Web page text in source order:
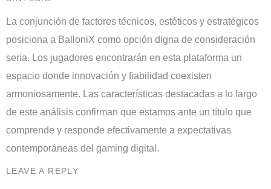
La conjunción de factores técnicos, estéticos y estratégicos
posiciona a BalloniX como opción digna de consideración
seria. Los jugadores encontrarán en esta plataforma un
espacio donde innovación y fiabilidad coexisten
armoniosamente. Las características destacadas a lo largo
de este análisis confirman que estamos ante un título que
comprende y responde efectivamente a expectativas
contemporáneas del gaming digital.
LEAVE A REPLY